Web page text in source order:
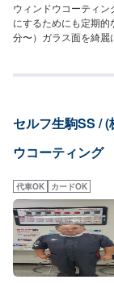
ウィンドウコーティ
にするためにも定期
分〜）ガラス面を綺
円（XLサイズ）●油膜
セルフ生駒SS /
ウコーティング
代車OK カードOK